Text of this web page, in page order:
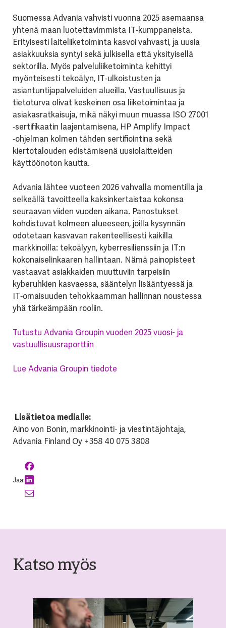
Suomessa Advania vahvisti vuonna 2025 asemaansa
yhtenä maan luotettavimmista IT‑kumppaneista.
Erityisesti laiteliiketoiminta kasvoi vahvasti, ja uusia
asiakkuuksia syntyi sekä julkisella että yksityisellä
sektorilla. Myös palveluliiketoiminta kehittyi
myönteisesti tekoälyn, IT‑ulkoistusten ja
asiantuntijapalveluiden alueilla. Vastuullisuus ja
tietoturva olivat keskeinen osa liiketoimintaa ja
asiakasratkaisuja, mikä näkyi muun muassa ISO 27001
‑sertifikaatin laajentamisena, HP Amplify Impact
‑ohjelman kolmen tähden sertifiointina sekä
kiertotalouden edistämisenä uusiolaitteiden
käyttöönoton kautta.
Advania lähtee vuoteen 2026 vahvalla momentilla ja
selkeällä tavoitteella kaksinkertaistaa kokonsa
seuraavan viiden vuoden aikana. Panostukset
kohdistuvat kolmeen alueeseen, joilla kysynnän
odotetaan kasvavan rakenteellisesti kaikilla
markkinoilla: tekoälyyn, kyberresilienssiin ja IT:n
kokonaiselinkaaren hallintaan. Nämä painopisteet
vastaavat asiakkaiden muuttuviin tarpeisiin
kyberuhkien kasvaessa, sääntelyn lisääntyessä ja
IT‑omaisuuden tehokkaamman hallinnan noustessa
yhä tärkeämpään rooliin.
Tutustu Advania Groupin vuoden 2025 vuosi- ja
vastuullisuusraporttiin
Lue Advania Groupin tiedote
Lisätietoa medialle:
Aino von Bonin, markkinointi- ja viestintäjohtaja,
Advania Finland Oy +358 40 075 3808
Jaa:
Katso myös